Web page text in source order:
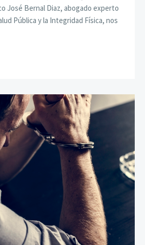
José Bernal Diaz, abogado experto
Pública y la Integridad Física, nos